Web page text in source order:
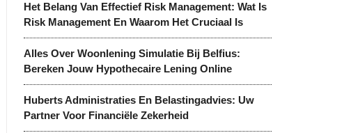
Het Belang Van Effectief Risk Management: Wat Is
Risk Management En Waarom Het Cruciaal Is
Alles Over Woonlening Simulatie Bij Belfius:
Bereken Jouw Hypothecaire Lening Online
Huberts Administraties En Belastingadvies: Uw
Partner Voor Financiële Zekerheid